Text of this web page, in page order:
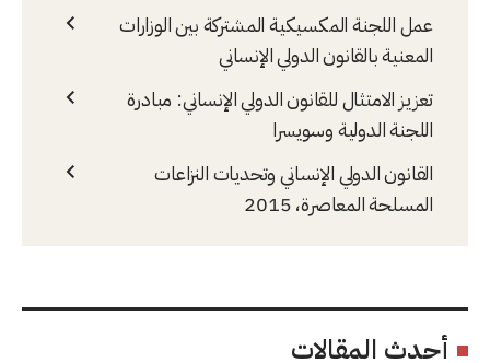
عمل اللجنة المكسيكية المشتركة بين الوزارات
المعنية بالقانون الدولي الإنساني
تعزيز الامتثال للقانون الدولي الإنساني: مبادرة
اللجنة الدولية وسويسرا
القانون الدولي الإنساني وتحديات النزاعات
المسلحة المعاصرة، 2015
أحدث المقالات